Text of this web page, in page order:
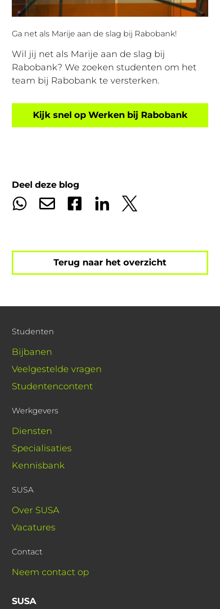
Ga net als Marije aan de slag bij Rabobank!
Wil jij net als Marije aan de slag bij
Rabobank? We zoeken studenten om het
team bij Rabobank te versterken.
Kijk snel op Werken bij Rabobank
Deel deze blog
Terug naar het overzicht
Studenten
Bijbanen
Veelgestelde vragen
Studentencontent
Werkgevers
Diensten
Specialisaties
Kennisbank
SUSA
Over SUSA
Vacatures
Contact
Neem contact op
SUSA